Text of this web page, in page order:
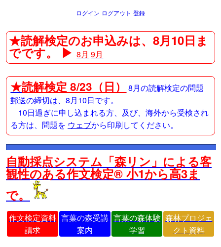
ログイン ログアウト 登録
★読解検定のお申込みは、8月10日ま
でです。 ▶8月 9月
★読解検定 8/23（日）
8月の読解検定の問題
郵送の締切は、8月10日です。
10日過ぎに申し込まれる方、及び、海外から受検され
る方は、問題を ウェブから印刷してください。
自動採点システム「森リン」による客
観性のある作文検定® 小1から高3ま
で。
作文検定資料
請求
言葉の森受講
案内
言葉の森体験
学習
森林プロジェ
クト資料